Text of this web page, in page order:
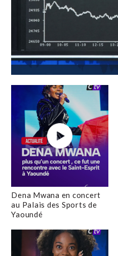
Dena Mwana en concert
au Palais des Sports de
Yaoundé